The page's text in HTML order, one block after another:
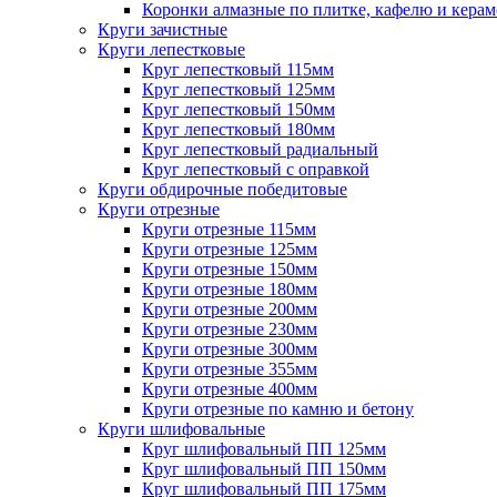
Коронки алмазные по плитке, кафелю и
Круги зачистные
Круги лепестковые
Круг лепестковый 115мм
Круг лепестковый 125мм
Круг лепестковый 150мм
Круг лепестковый 180мм
Круг лепестковый радиальный
Круг лепестковый с оправкой
Круги обдирочные победитовые
Круги отрезные
Круги отрезные 115мм
Круги отрезные 125мм
Круги отрезные 150мм
Круги отрезные 180мм
Круги отрезные 200мм
Круги отрезные 230мм
Круги отрезные 300мм
Круги отрезные 355мм
Круги отрезные 400мм
Круги отрезные по камню и бетону
Круги шлифовальные
Круг шлифовальный ПП 125мм
Круг шлифовальный ПП 150мм
Круг шлифовальный ПП 175мм